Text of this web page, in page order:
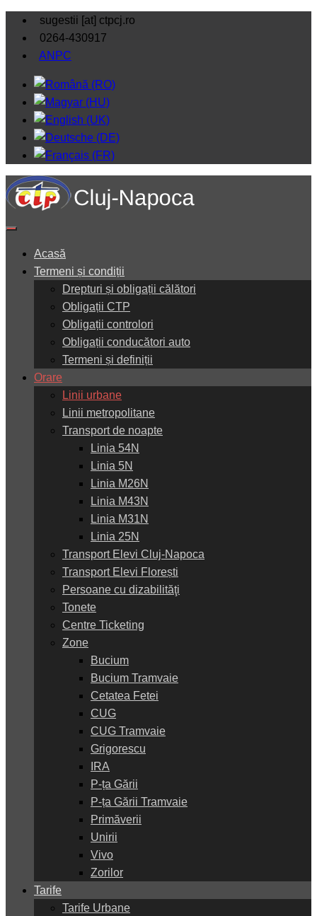
sugestii [at] ctpcj.ro
0264-430917
ANPC
Acasă
Termeni și condiții
Drepturi și obligații călători
Obligații CTP
Obligații controlori
Obligații conducători auto
Termeni și definiții
Orare
Linii urbane
Linii metropolitane
Transport de noapte
Linia 54N
Linia 5N
Linia M26N
Linia M43N
Linia M31N
Linia 25N
Transport Elevi Cluj-Napoca
Transport Elevi Florești
Persoane cu dizabilităţi
Tonete
Centre Ticketing
Zone
Bucium
Bucium Tramvaie
Cetatea Fetei
CUG
CUG Tramvaie
Grigorescu
IRA
P-ța Gării
P-ța Gării Tramvaie
Primăverii
Unirii
Vivo
Zorilor
Tarife
Tarife Urbane